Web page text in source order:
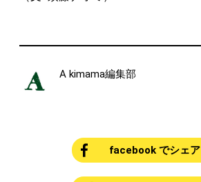
A kimama編集部
facebook でシェア